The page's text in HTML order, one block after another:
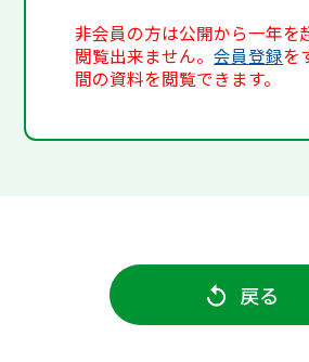
非会員の方は公開から一年を
閲覧出来ません。会員登録を
間の資料を閲覧できます。
戻る